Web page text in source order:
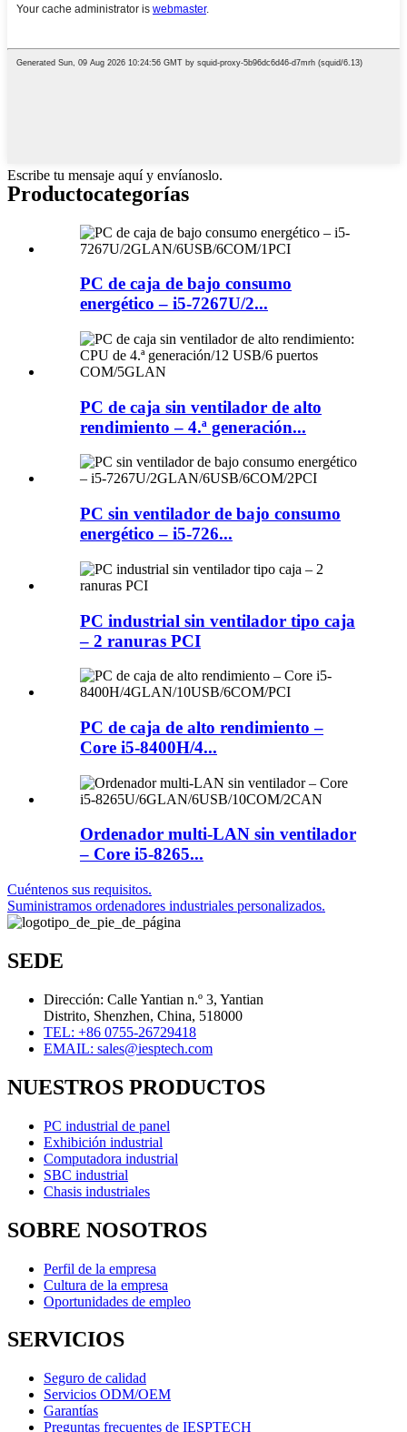
Escribe tu mensaje aquí y envíanoslo.
Productocategorías
PC de caja de bajo consumo
energético – i5-7267U/2...
PC de caja sin ventilador de alto
rendimiento – 4.ª generación...
PC sin ventilador de bajo consumo
energético – i5-726...
PC industrial sin ventilador tipo caja
– 2 ranuras PCI
PC de caja de alto rendimiento –
Core i5-8400H/4...
Ordenador multi-LAN sin ventilador
– Core i5-8265...
Cuéntenos sus requisitos.
Suministramos ordenadores industriales personalizados.
SEDE
Dirección: Calle Yantian n.º 3, Yantian
Distrito, Shenzhen, China, 518000
TEL: +86 0755-26729418
EMAIL: sales@iesptech.com
NUESTROS PRODUCTOS
PC industrial de panel
Exhibición industrial
Computadora industrial
SBC industrial
Chasis industriales
SOBRE NOSOTROS
Perfil de la empresa
Cultura de la empresa
Oportunidades de empleo
SERVICIOS
Seguro de calidad
Servicios ODM/OEM
Garantías
Preguntas frecuentes de IESPTECH